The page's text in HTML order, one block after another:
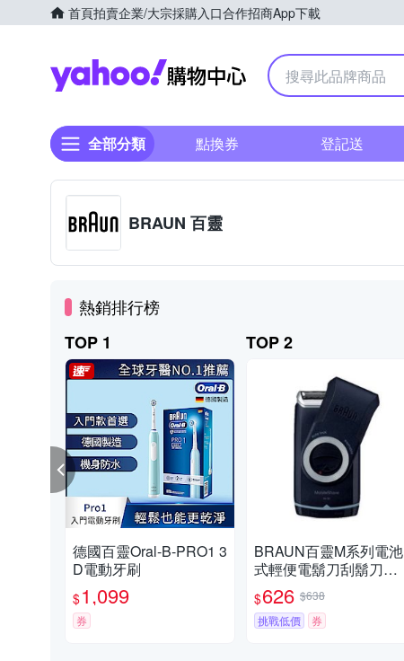
首頁拍賣企業/大宗採購入口合作招商App下載
Yahoo購物中心
全部分類 點換券 登記送
BRAUN 百靈
熱銷排行榜
TOP 1
德國百靈Oral-B-PRO1 3
D電動牙刷
$1,099
券
TOP 2
BRAUN百靈M系列電池
式輕便電鬍刀刮鬍刀M3
$626 $638
挑戰低價
券